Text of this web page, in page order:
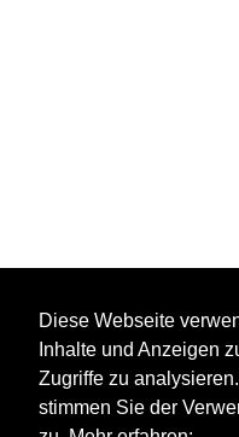
Diese Webseite
Inhalte und Anzeigen
Zugriffe zu
stimmen Sie der